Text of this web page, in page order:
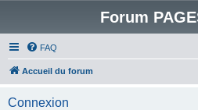
Forum
FAQ
Accueil du forum
Connexion